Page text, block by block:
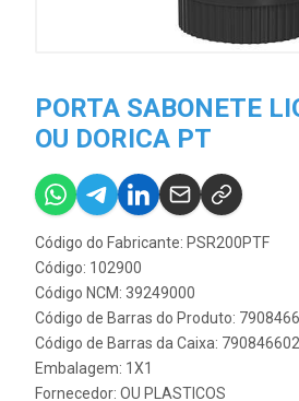
PORTA SABONETE
OU DORICA PT
Código do Fabricante: PSR200PTF
Código: 102900
Código NCM: 39249000
Código de Barras do Produto:
Código de Barras da Caixa:
Embalagem: 1X1
Fornecedor: OU PLASTICOS